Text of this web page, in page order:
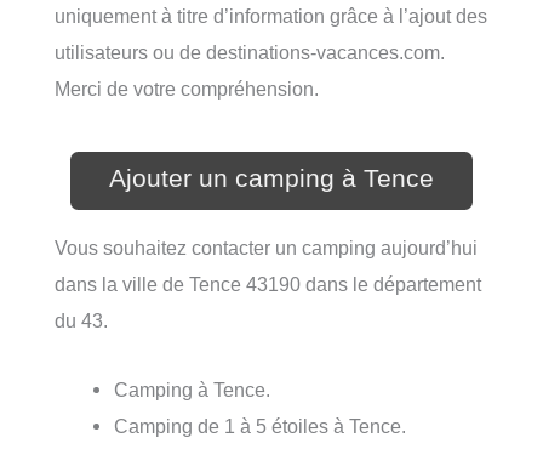
uniquement à titre d’information grâce à l’ajout des
utilisateurs ou de destinations-vacances.com.
Merci de votre compréhension.
Ajouter un camping à Tence
Vous souhaitez contacter un camping aujourd’hui
dans la ville de Tence 43190 dans le département
du 43.
Camping à Tence.
Camping de 1 à 5 étoiles à Tence.